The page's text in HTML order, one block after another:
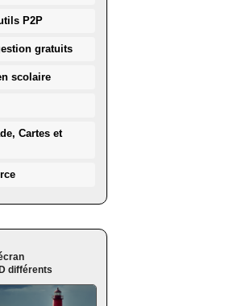
P2P
gratuits
scolaire
Cartes et
différents